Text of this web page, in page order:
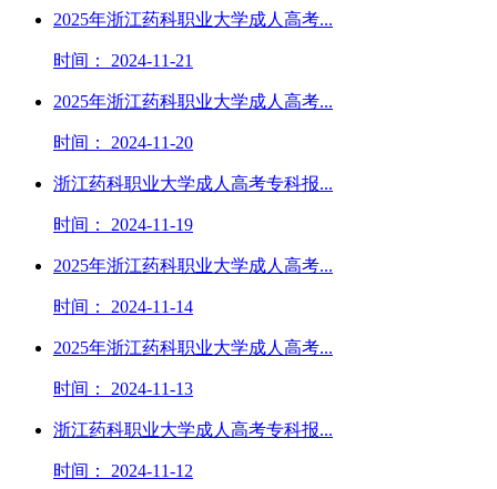
2025年浙江药科职业大学成人高考...
时间： 2024-11-21
2025年浙江药科职业大学成人高考...
时间： 2024-11-20
浙江药科职业大学成人高考专科报...
时间： 2024-11-19
2025年浙江药科职业大学成人高考...
时间： 2024-11-14
2025年浙江药科职业大学成人高考...
时间： 2024-11-13
浙江药科职业大学成人高考专科报...
时间： 2024-11-12